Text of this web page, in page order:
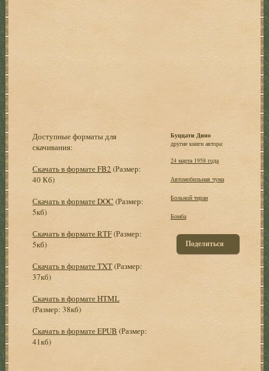
Доступные форматы для
скачивания:
Скачать в формате FB2 (Размер:
40 Кб)
Скачать в формате DOC (Размер:
5кб)
Скачать в формате RTF(Размер:
5кб)
Скачать в формате TXT(Размер:
37кб)
Скачать в формате HTML
(Размер: 38кб)
Скачать в формате EPUB (Размер:
41кб)
Буццати Дино
другие книги автора:
24 марта 1958 года
Автомобильная чума
Больной тиран
Бомба
Поделиться